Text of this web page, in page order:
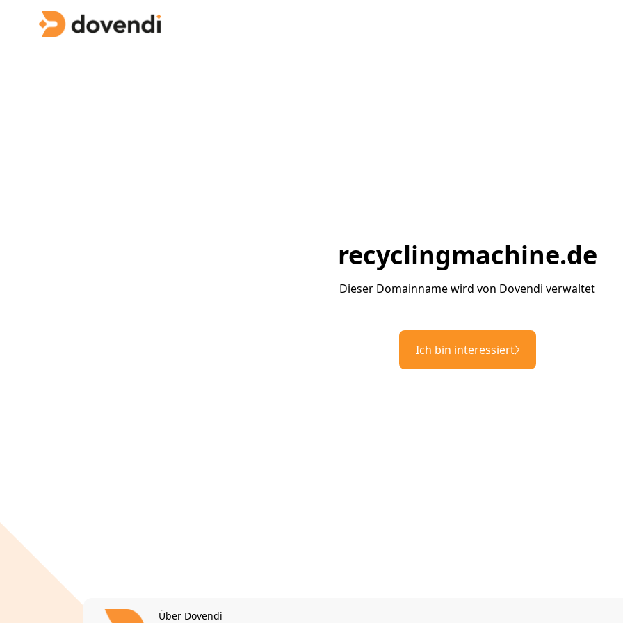
recyclingmachine.de
Dieser Domainname wird von Dovendi verwaltet
Ich bin interessiert
Über Dovendi